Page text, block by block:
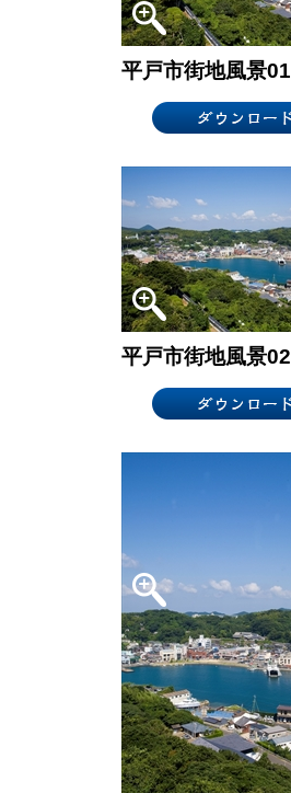
平戸市街地風景01
平戸市街地風景02